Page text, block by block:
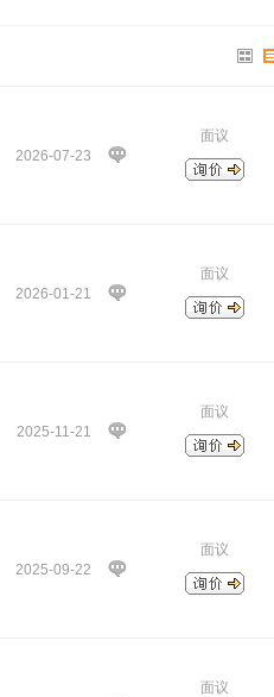
2026-07-23
面议
2026-01-21
面议
2025-11-21
面议
2025-09-22
面议
面议